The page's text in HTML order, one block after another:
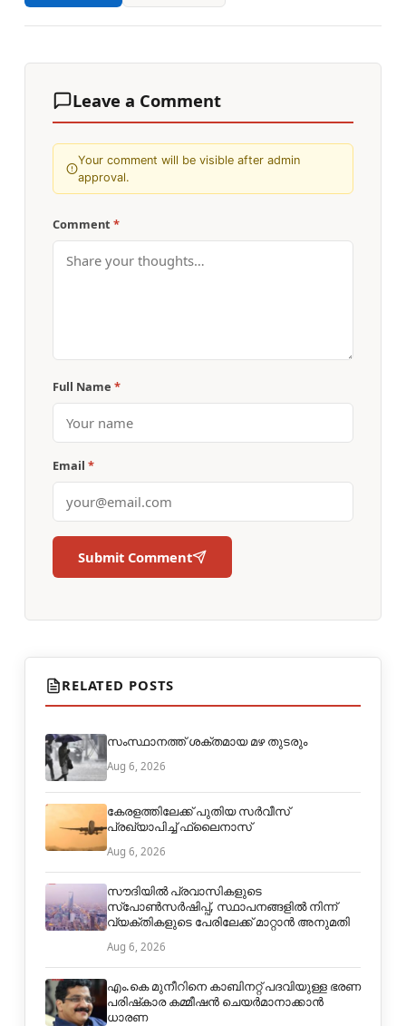
Leave a Comment
Your comment will be visible after admin
approval.
Comment *
Full Name *
Email *
Submit Comment
RELATED POSTS
സംസ്ഥാനത്ത് ശക്തമായ മഴ തുടരും
Aug 6, 2026
കേരളത്തിലേക്ക് പുതിയ സർവീസ്
പ്രഖ്യാപിച്ച് ഫ്ലൈനാസ്
Aug 6, 2026
സൗദിയിൽ പ്രവാസികളുടെ
സ്പോൺസർഷിപ്പ്, സ്ഥാപനങ്ങളിൽ നിന്ന്
വ്യക്തികളുടെ പേരിലേക്ക് മാറ്റാൻ അനുമതി
Aug 6, 2026
എം.കെ മുനീറിനെ കാബിനറ്റ് പദവിയുള്ള ഭരണ
പരിഷ്‌കാര കമ്മീഷന്‍ ചെയര്‍മാനാക്കാന്‍
ധാരണ